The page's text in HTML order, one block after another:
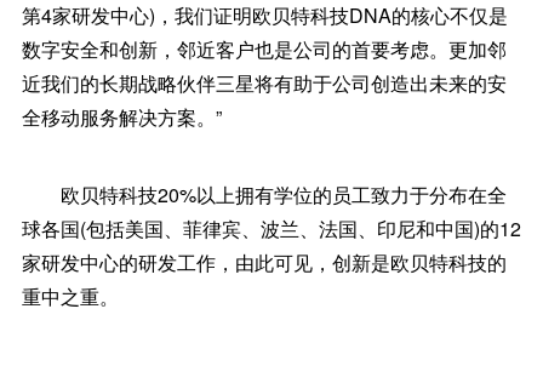
第4家研发中心)，我们证明欧贝特科技DNA的核心不仅是
数字安全和创新，邻近客户也是公司的首要考虑。更加邻
近我们的长期战略伙伴三星将有助于公司创造出未来的安
全移动服务解决方案。”
欧贝特科技20%以上拥有学位的员工致力于分布在全
球各国(包括美国、菲律宾、波兰、法国、印尼和中国)的12
家研发中心的研发工作，由此可见，创新是欧贝特科技的
重中之重。